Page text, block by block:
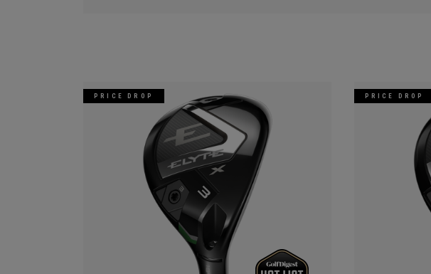
PRICE DROP PRICE DROP